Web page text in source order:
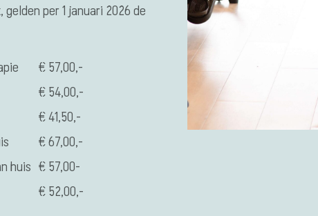
per 1 januari 2026 de
€ 57,00,-
€ 54,00,-
€ 41,50,-
€ 67,00,-
huis € 57,00-
€ 52,00,-